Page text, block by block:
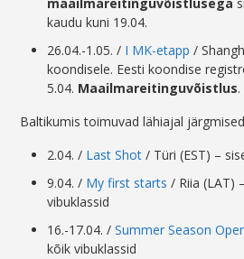
maailmareitinguvõistlusega
kaudu kuni 19.04.
26.04.-1.05. / I MK-etapp/
koondisele. Eesti koondise
5.04. Maailmareitinguvõistlus.
Baltikumis toimuvad lähiajal
2.04. / Last Shot / Türi (EST) –
9.04. / My first starts / Riia (LAT)
vibuklassid
16.-17.04. /Summer Season
kõik vibuklassid